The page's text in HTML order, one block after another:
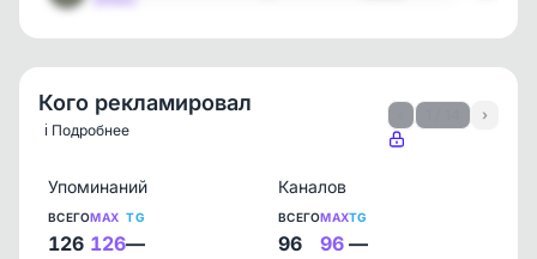
Кого рекламировал
ℹ️ Подробнее
›
Упоминаний
ВСЕГО
126
MAX
126
TG
—
Каналов
ВСЕГО
96
MAX
96
TG
—